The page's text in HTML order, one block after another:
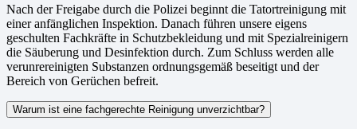
Nach der Freigabe durch die Polizei beginnt die Tatortreinigung mit
einer anfänglichen Inspektion. Danach führen unsere eigens
geschulten Fachkräfte in Schutzbekleidung und mit Spezialreinigern
die Säuberung und Desinfektion durch. Zum Schluss werden alle
verunrereinigten Substanzen ordnungsgemäß beseitigt und der
Bereich von Gerüchen befreit.
Warum ist eine fachgerechte Reinigung unverzichtbar?